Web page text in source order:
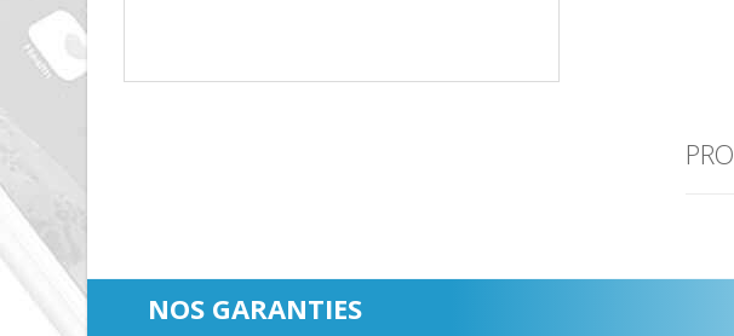
NOS GARANTIES